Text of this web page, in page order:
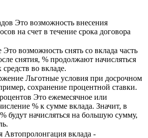
Это возможность внесения
на счет в течение срока договора
Это возможность снять со вклада часть
снятия, % продолжают начисляться
во вкладе.
Льготные условия при досрочном
сохранение процентной ставки.
Это ежемесячное или
% к сумме вклада. Значит, в
будут начисляться на большую сумму,
Автопролонгация вклада -